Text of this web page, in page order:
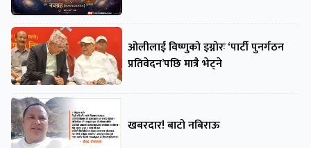
ओलीलाई विष्णुको इग्नोरः ‘पार्टी पुनर्गठन
प्रतिवेदन’पछि मात्रै भेट्ने
खबरदार! बाटो नबिराऊ